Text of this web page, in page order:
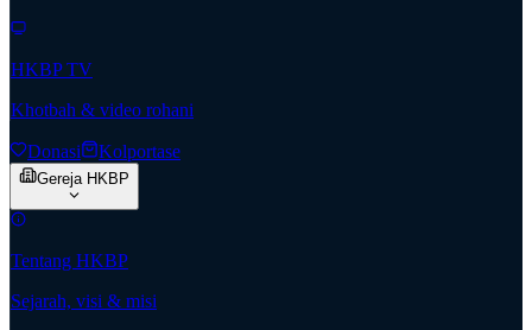
HKBP TV
Khotbah & video rohani
Donasi Kolportase
Gereja HKBP
Tentang HKBP
Sejarah, visi & misi